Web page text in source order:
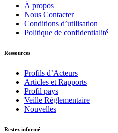
À propos
Nous Contacter
Conditions d’utilisation
Politique de confidentialité
Ressources
Profils d’Acteurs
Articles et Rapports
Profil pays
Veille Réglementaire
Nouvelles
Restez informé